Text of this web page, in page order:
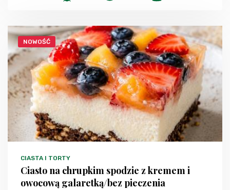
NOWOŚĆ
CIASTA I TORTY
Ciasto na chrupkim spodzie z kremem i
owocową galaretką/bez pieczenia